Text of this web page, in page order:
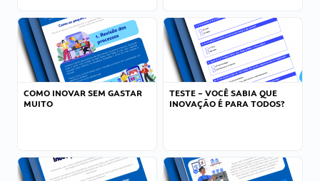
COMO INOVAR SEM GASTAR
MUITO
TESTE – VOCÊ SABIA QUE
INOVAÇÃO É PARA TODOS?